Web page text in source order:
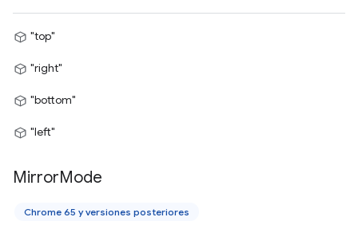
"top"
"right"
"bottom"
"left"
MirrorMode
Chrome 65 y versiones posteriores